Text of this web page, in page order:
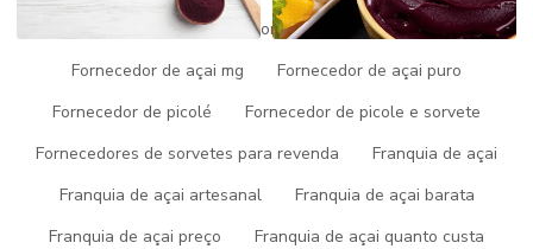
Fornecedor de açai
Fornecedor de açai do pará
Fornecedor de açai mg
Fornecedor de açai puro
Fornecedor de picolé
Fornecedor de picole e sorvete
Fornecedores de sorvetes para revenda
Franquia de açai
Franquia de açai artesanal
Franquia de açai barata
Franquia de açai preço
Franquia de açai quanto custa
Clique nas imagens para ampliar
É isso mesmo! Quando o quesito éfranquia de açai quanto
ótima qualidade com ótimas condições de pagamento.
VEJA ABAIXO ALGUNS